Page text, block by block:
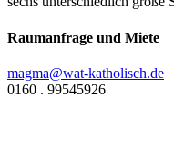
Raumanfrage und Miete
magma@wat-katholisch.de
0160 . 99545926